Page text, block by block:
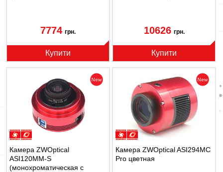
7774 грн.
Купити
10626 грн.
Купити
Камера ZWOptical
ASI120MM-S
(монохроматическая с
Камера ZWOptical ASI294MC
Pro цветная